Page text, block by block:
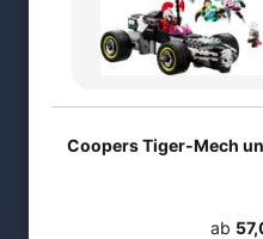
Coopers Tiger-Mech
ab